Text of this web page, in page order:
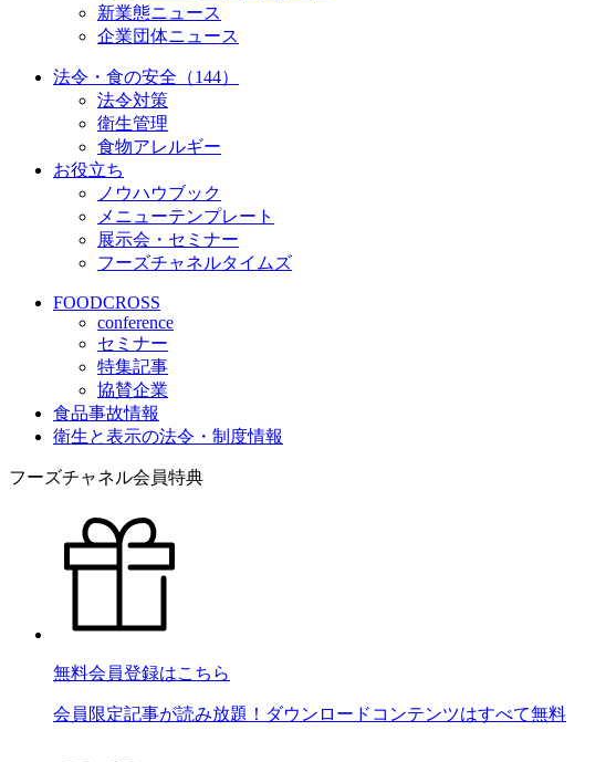
新業態ニュース
企業団体ニュース
法令・食の安全（144）
法令対策
衛生管理
食物アレルギー
お役立ち
ノウハウブック
メニューテンプレート
展示会・セミナー
フーズチャネルタイムズ
FOODCROSS
conference
セミナー
特集記事
協賛企業
食品事故情報
衛生と表示の法令・制度情報
フーズチャネル会員特典
無料会員登録はこちら
会員限定記事が読み放題！ダウンロードコンテンツはすべて無料